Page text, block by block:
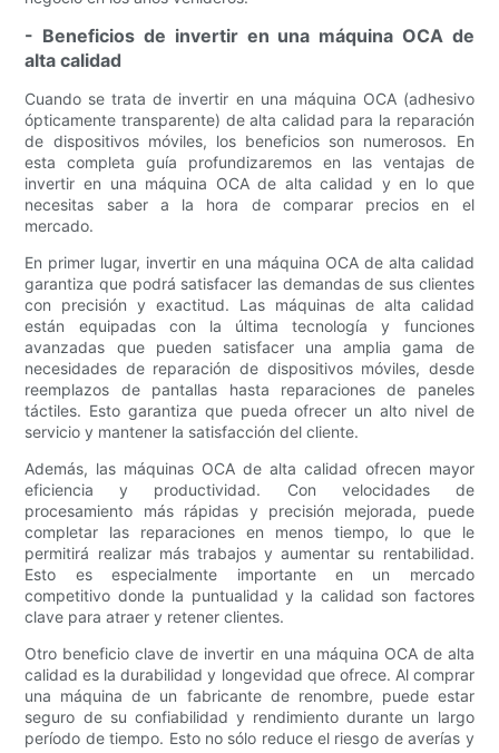
- Beneficios de invertir en una máquina OCA de
alta calidad
Cuando se trata de invertir en una máquina OCA (adhesivo
ópticamente transparente) de alta calidad para la reparación
de dispositivos móviles, los beneficios son numerosos. En
esta completa guía profundizaremos en las ventajas de
invertir en una máquina OCA de alta calidad y en lo que
necesitas saber a la hora de comparar precios en el
mercado.
En primer lugar, invertir en una máquina OCA de alta calidad
garantiza que podrá satisfacer las demandas de sus clientes
con precisión y exactitud. Las máquinas de alta calidad
están equipadas con la última tecnología y funciones
avanzadas que pueden satisfacer una amplia gama de
necesidades de reparación de dispositivos móviles, desde
reemplazos de pantallas hasta reparaciones de paneles
táctiles. Esto garantiza que pueda ofrecer un alto nivel de
servicio y mantener la satisfacción del cliente.
Además, las máquinas OCA de alta calidad ofrecen mayor
eficiencia y productividad. Con velocidades de
procesamiento más rápidas y precisión mejorada, puede
completar las reparaciones en menos tiempo, lo que le
permitirá realizar más trabajos y aumentar su rentabilidad.
Esto es especialmente importante en un mercado
competitivo donde la puntualidad y la calidad son factores
clave para atraer y retener clientes.
Otro beneficio clave de invertir en una máquina OCA de alta
calidad es la durabilidad y longevidad que ofrece. Al comprar
una máquina de un fabricante de renombre, puede estar
seguro de su confiabilidad y rendimiento durante un largo
período de tiempo. Esto no sólo reduce el riesgo de averías y